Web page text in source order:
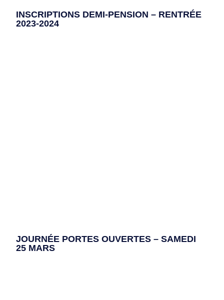
INSCRIPTIONS DEMI-PENSION – RENTRÉE
2023-2024
JOURNÉE PORTES OUVERTES – SAMEDI
25 MARS